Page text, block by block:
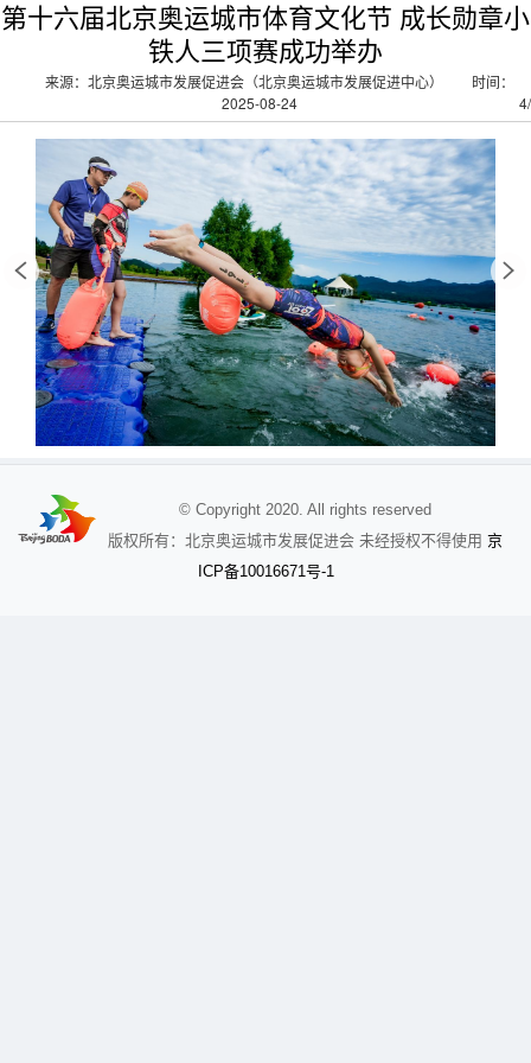
第十六届北京奥运城市体育文化节 成长勋章小
铁人三项赛成功举办
来源：北京奥运城市发展促进会（北京奥运城市发展促进中心）
时间：
2025-08-24
4/
© Copyright 2020. All rights reserved
版权所有：北京奥运城市发展促进会 未经授权不得使用 京
ICP备10016671号-1